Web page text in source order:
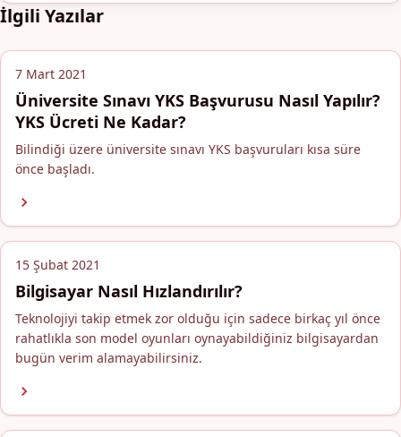
İlgili Yazılar
7 Mart 2021
Üniversite Sınavı YKS Başvurusu Nasıl Yapılır?
YKS Ücreti Ne Kadar?
Bilindiği üzere üniversite sınavı YKS başvuruları kısa süre
önce başladı.
15 Şubat 2021
Bilgisayar Nasıl Hızlandırılır?
Teknolojiyi takip etmek zor olduğu için sadece birkaç yıl önce
rahatlıkla son model oyunları oynayabildiğiniz bilgisayardan
bugün verim alamayabilirsiniz.